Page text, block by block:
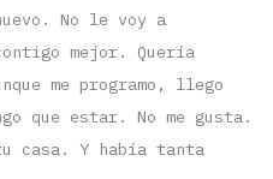
No le voy a
mejor. Quería
me programo, llego
que estar. No me gusta.
casa. Y había tanta